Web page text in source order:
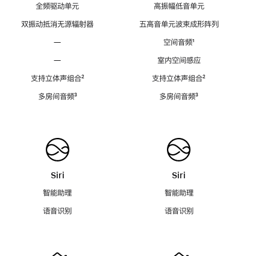
全频驱动单元
双振动抵消无源辐射器
—
—
支持立体声组合脚
²
多房间音频脚
³
Siri
智能助理
语音识别
高振幅低音单元
五高音单元波束成形阵列
空间音频脚
¹
室内空间感应
支持立体声组合脚
²
多房间音频脚
³
Siri
智能助理
语音识别